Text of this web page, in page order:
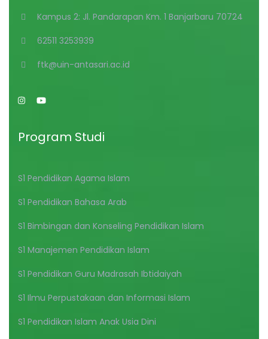
Kampus 2: Jl. Pandarapan Km. 1 Banjarbaru 70724
62511 3253939
ftk@uin-antasari.ac.id
Program Studi
S1 Pendidikan Agama Islam
S1 Pendidikan Bahasa Arab
S1 Bimbingan dan Konseling Pendidikan Islam
S1 Manajemen Pendidikan Islam
S1 Pendidikan Guru Madrasah Ibtidaiyah
S1 Ilmu Perpustakaan dan Informasi Islam
S1 Pendidikan Islam Anak Usia Dini